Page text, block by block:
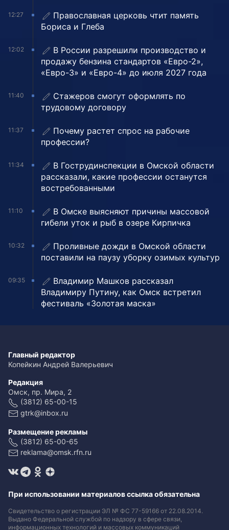
12:27
Православная церковь чтит память
Бориса и Глеба
12:02
В России разрешили производство и
продажу бензина стандартов «Евро-2»,
«Евро-3» и «Евро-4» до июля 2027 года
11:40
Стажеров смогут оформлять по
трудовому договору
11:37
Почему растет спрос на рабочие
профессии?
11:34
В Гострудинспекции в Омской области
рассказали, какие профессии останутся
востребованными
11:10
В Омске выясняют причины массовой
гибели уток и рыб в озере Кирпичка
10:32
Проливные дожди в Омской области
поставили на паузу уборку озимых культур
09:35
Владимир Машков рассказал
Владимиру Путину, как Омск встретил
фестиваль «Золотая маска»
Главный редактор
Копейкин Андрей Валерьевич
Редакция
Омск, пр. Мира, 2
(3812) 65-00-15
gtrk@inbox.ru
Размещение рекламы
(3812) 65-00-65
reklama@omsk.rfn.ru
При использовании материалов ссылка обязательна
Свидетельство о регистрации ЭЛ № ФС 77-59166 от 22.08.2014.
Выдано Федеральной службой по надзору в сфере связи,
информационных технологий и массовых коммуникаций